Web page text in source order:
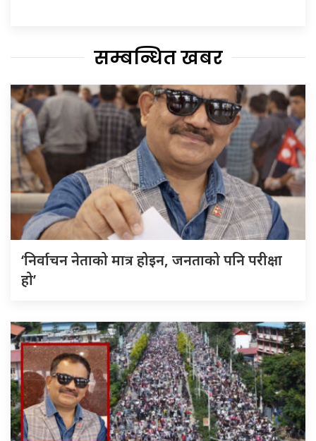
सम्बन्धित खबर
‘निर्वाचन नेताको मात्र होइन, जनताको पनि परीक्षा
हो’